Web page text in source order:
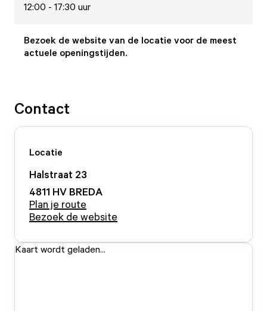
12:00 - 17:30 uur
Bezoek de website van de locatie voor de meest
actuele openingstijden.
Contact
Locatie
Halstraat 23
4811 HV BREDA
Plan je route
Bezoek de website
Kaart wordt geladen...